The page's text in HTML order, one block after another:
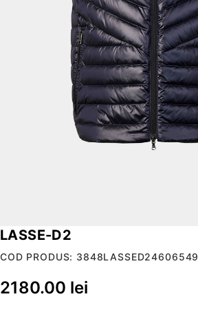
LASSE-D2
COD PRODUS: 3848LASSED24606549
2180.00 lei